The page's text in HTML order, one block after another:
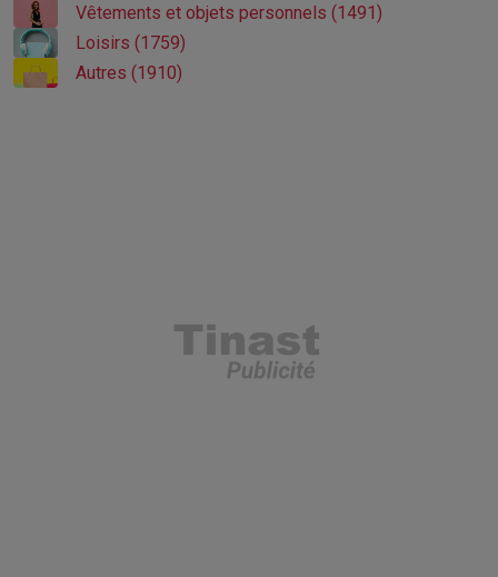
Vêtements et objets personnels (1491)
Loisirs (1759)
Autres (1910)